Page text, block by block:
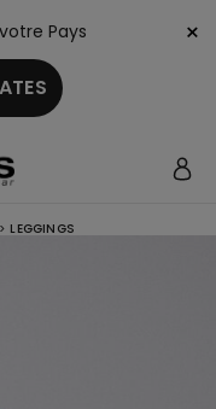
Pays ×
> LEGGINGS